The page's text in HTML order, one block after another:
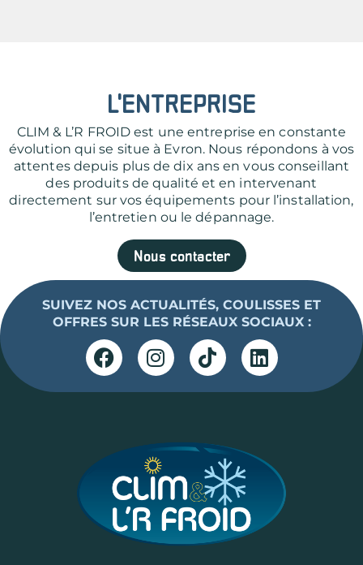
L'ENTREPRISE
CLIM & L’R FROID est une entreprise en constante
évolution qui se situe à Evron. Nous répondons à vos
attentes depuis plus de dix ans en vous conseillant
des produits de qualité et en intervenant
directement sur vos équipements pour l’installation,
l’entretien ou le dépannage.
Nous contacter
SUIVEZ NOS ACTUALITÉS, COULISSES ET
OFFRES SUR LES RÉSEAUX SOCIAUX :